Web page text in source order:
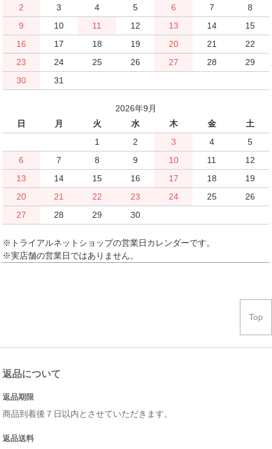
2
3 4 5 6 7
8
9
10 11 12 13 14
15
16
17 18 19 20 21
22
23
24 25 26 27 28
29
30
31
2026年9月
日
月 火 水 木 金
土
1
2 3 4
5
6
7 8 9 10 11
12
13
14 15 16 17 18
19
20
21 22 23 24 25
26
27
28 29 30
※トライアルネットショップの営業日カレンダーです。
※実店舗の営業日ではありません。
Top
返品について
返品期限
商品到着後７日以内とさせていただきます。
返品送料